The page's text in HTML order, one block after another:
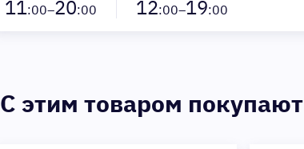
11:00–20:00 12:00–19:00
C этим товаром покупают